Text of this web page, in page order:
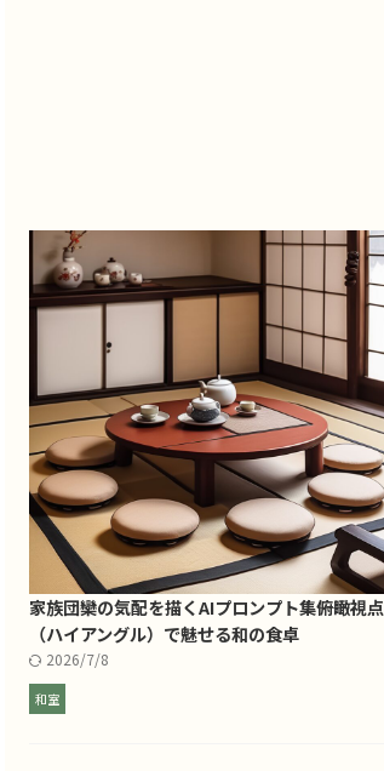
家族団欒の気配を描くAIプロンプト集――俯瞰視点
（ハイアングル）で魅せる和の食卓
2026/7/8
和室